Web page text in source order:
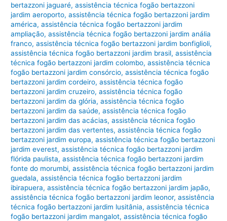
bertazzoni jaguaré,assistência técnica fogão bertazzoni
jardim aeroporto,assistência técnica fogão bertazzoni jardim
américa,assistência técnica fogão bertazzoni jardim
ampliação,assistência técnica fogão bertazzoni jardim anália
franco,assistência técnica fogão bertazzoni jardim bonfiglioli,
assistência técnica fogão bertazzoni jardim brasil,assistência
técnica fogão bertazzoni jardim colombo,assistência técnica
fogão bertazzoni jardim consórcio,assistência técnica fogão
bertazzoni jardim cordeiro,assistência técnica fogão
bertazzoni jardim cruzeiro,assistência técnica fogão
bertazzoni jardim da glória,assistência técnica fogão
bertazzoni jardim da saúde,assistência técnica fogão
bertazzoni jardim das acácias,assistência técnica fogão
bertazzoni jardim das vertentes,assistência técnica fogão
bertazzoni jardim europa,assistência técnica fogão bertazzoni
jardim everest,assistência técnica fogão bertazzoni jardim
flórida paulista,assistência técnica fogão bertazzoni jardim
fonte do morumbi,assistência técnica fogão bertazzoni jardim
guedala,assistência técnica fogão bertazzoni jardim
ibirapuera,assistência técnica fogão bertazzoni jardim japão,
assistência técnica fogão bertazzoni jardim leonor,assistência
técnica fogão bertazzoni jardim lusitânia,assistência técnica
fogão bertazzoni jardim mangalot,assistência técnica fogão